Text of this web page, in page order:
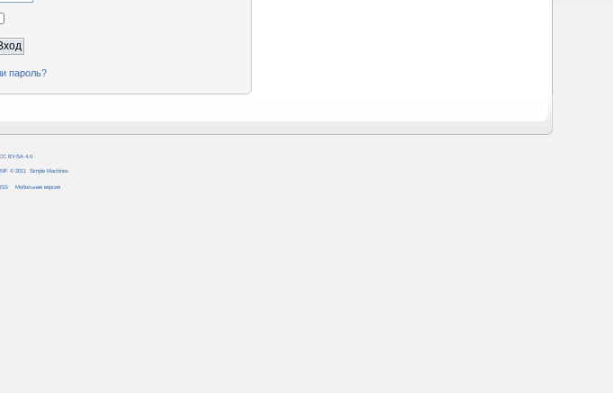
пароль?
CC BY-SA 4.0
© 2011 Simple Machines
Мобильная версия